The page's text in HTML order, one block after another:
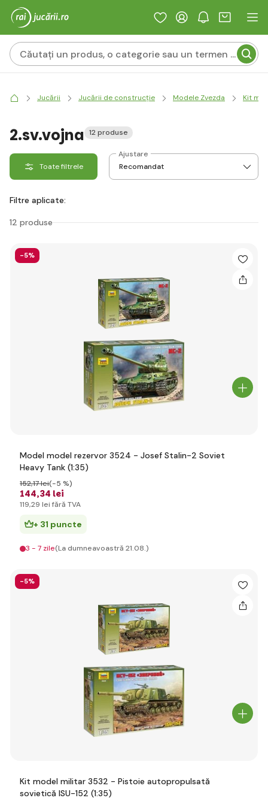
Jucării Jucării de construcție Modele Zvezda Kit
2.sv.vojna 12 produse
Toate filtrele
Ajustare
Filtre aplicate:
12 produse
-5%
Model model rezervor 3524 - Josef Stalin-2 Soviet
Heavy Tank (1:35)
144,34 lei
152,17 lei(-5 %)
119,29 lei fără TVA
+ 31 puncte
3 - 7 zile(La dumneavoastră 21.08.)
-5%
Kit model militar 3532 - Pistoie autopropulsată
sovietică ISU-152 (1:35)